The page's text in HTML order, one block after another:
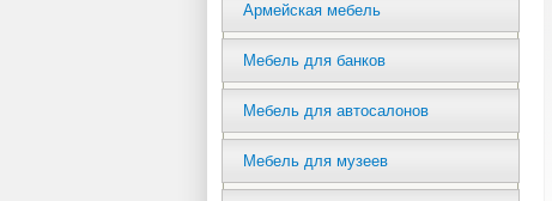
Армейская мебель
Мебель для банков
Мебель для автосалонов
Мебель для музеев